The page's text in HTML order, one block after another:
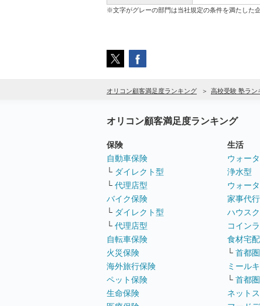
※文字がグレーの部門は当社規定の条件を満たした
オリコン顧客満足度ランキング 高校受験 塾ラン
オリコン顧客満足度ランキング
保険
自動車保険
└ ダイレクト型
└ 代理店型
バイク保険
└ ダイレクト型
└ 代理店型
自転車保険
火災保険
海外旅行保険
ペット保険
生命保険
生活
ウォー
浄水型
ウォー
家事代
ハウス
コイン
食材宅配
└ 首都圏
ミール
└ 首都圏
ネット